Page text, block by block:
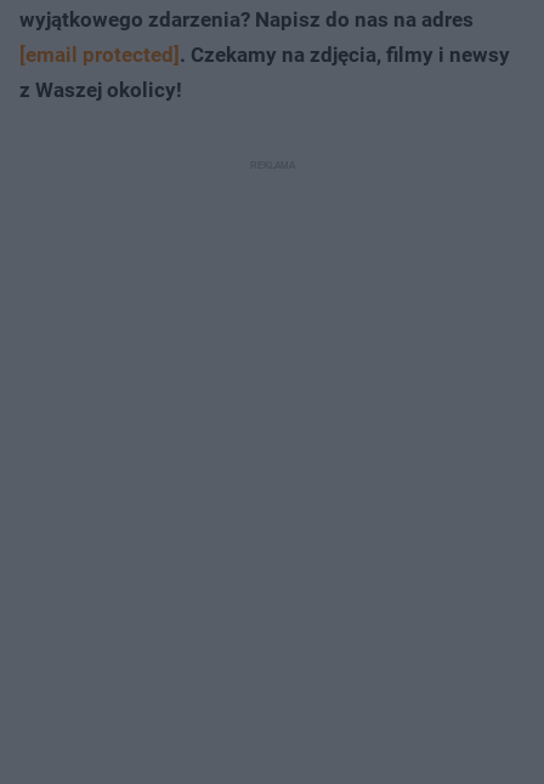
wyjątkowego zdarzenia? Napisz do nas na adres
[email protected] . Czekamy na zdjęcia, filmy i newsy
z Waszej okolicy!